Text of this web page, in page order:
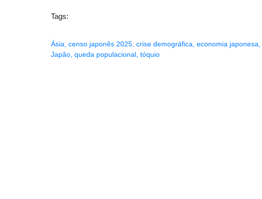
Tags:
Ásia, censo japonês 2025, crise demográfica, economia japonesa,
Japão, queda populacional, tóquio